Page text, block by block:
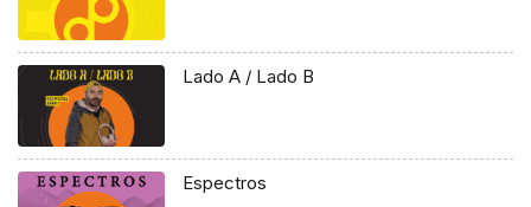
Lado A / Lado B
Espectros